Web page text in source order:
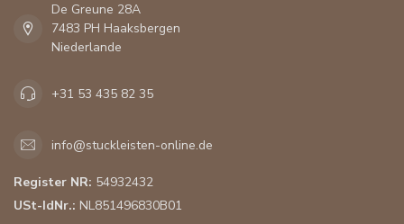
De Greune 28A
7483 PH Haaksbergen
Niederlande
+31 53 435 82 35
info@stuckleisten-online.de
Register NR: 54932432
USt-IdNr.: NL851496830B01